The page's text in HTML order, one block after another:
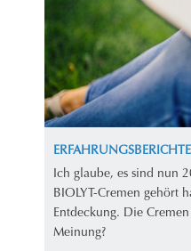
ERFAHRUNGSBERICHTE
Ich glaube, es sind nun
BIOLYT-Cremen gehört
Entdeckung. Die
Meinung?